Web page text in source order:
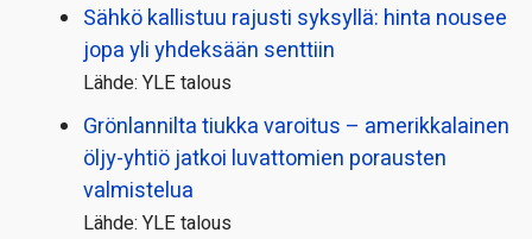
Sähkö kallistuu rajusti syksyllä: hinta nousee
jopa yli yhdeksään senttiin
Lähde: YLE talous
Grönlannilta tiukka varoitus – amerikkalainen
öljy-yhtiö jatkoi luvattomien porausten
valmistelua
Lähde: YLE talous